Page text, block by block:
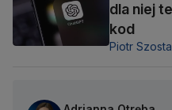
dla niej
kod
Piotr